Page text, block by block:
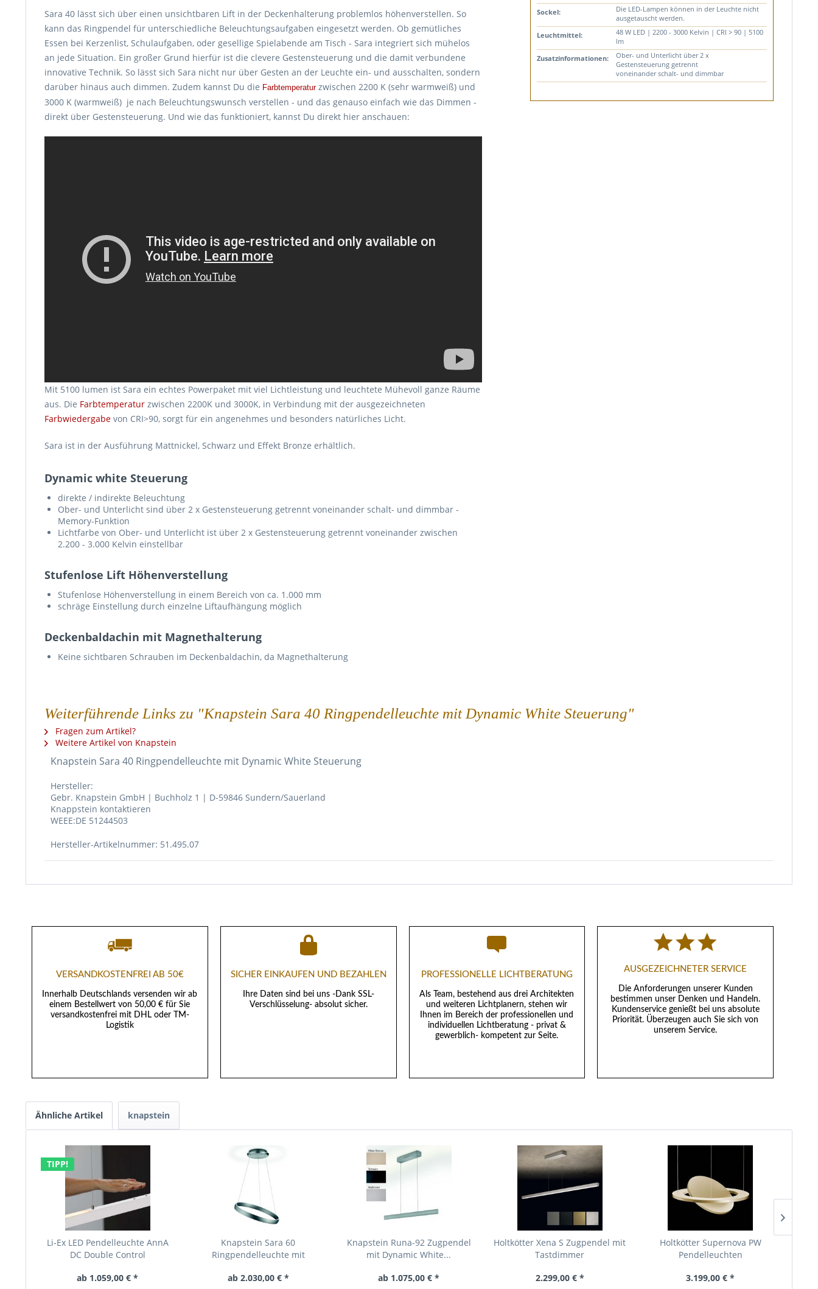
Sara 40 lässt sich über einen unsichtbaren Lift in der Deckenhalterung problemlos höhenverstellen. So
kann das Ringpendel für unterschiedliche Beleuchtungsaufgaben eingesetzt werden. Ob gemütliches
Essen bei Kerzenlist, Schulaufgaben, oder gesellige Spielabende am Tisch - Sara integriert sich mühelos
an jede Situation. Ein großer Grund hierfür ist die clevere Gestensteuerung und die damit verbundene
innovative Technik. So lässt sich Sara nicht nur über Gesten an der Leuchte ein- und ausschalten, sondern
darüber hinaus auch dimmen. Zudem kannst Du die Farbtemperaturzwischen 2200 K (sehr warmweiß) und
3000 K (warmweiß) je nach Beleuchtungswunsch verstellen - und das genauso einfach wie das Dimmen -
direkt über Gestensteuerung. Und wie das funktioniert, kannst Du direkt hier anschauen:
Mit 5100 lumen ist Sara ein echtes Powerpaket mit viel Lichtleistung und leuchtete Mühevoll ganze Räume
aus. Die Farbtemperatur zwischen 2200K und 3000K, in Verbindung mit der ausgezeichneten
Farbwiedergabe von CRI>90, sorgt für ein angenehmes und besonders natürliches Licht.
Sara ist in der Ausführung Mattnickel, Schwarz und Effekt Bronze erhältlich.
Dynamic white Steuerung
direkte / indirekte Beleuchtung
Ober- und Unterlicht sind über 2 x Gestensteuerung getrennt voneinander schalt- und dimmbar -
Memory-Funktion
Lichtfarbe von Ober- und Unterlicht ist über 2 x Gestensteuerung getrennt voneinander zwischen
2.200 - 3.000 Kelvin einstellbar
Stufenlose Lift Höhenverstellung
Stufenlose Höhenverstellung in einem Bereich von ca. 1.000 mm
schräge Einstellung durch einzelne Liftaufhängung möglich
Deckenbaldachin mit Magnethalterung
Keine sichtbaren Schrauben im Deckenbaldachin, da Magnethalterung
Sockel:
Die LED-Lampen können in der Leuchte nicht
ausgetauscht werden.
Leuchtmittel:
48 W LED | 2200 - 3000 Kelvin | CRI > 90 | 5100
lm
Zusatzinformationen:
Ober- und Unterlicht über 2 x
Gestensteuerung getrennt
voneinander schalt- und dimmbar
Weiterführende Links zu "Knapstein Sara 40 Ringpendelleuchte mit Dynamic White Steuerung"
Fragen zum Artikel?
Weitere Artikel von Knapstein
Knapstein Sara 40 Ringpendelleuchte mit Dynamic White Steuerung
Hersteller:
Gebr. Knapstein GmbH | Buchholz 1 | D-59846 Sundern/Sauerland
Knappstein kontaktieren
WEEE:DE 51244503
Hersteller-Artikelnummer: 51.495.07
VERSANDKOSTENFREI AB 50€
Innerhalb Deutschlands versenden wir ab
einem Bestellwert von 50,00 € für Sie
versandkostenfrei mit DHL oder TM-
Logistik
SICHER EINKAUFEN UND BEZAHLEN
Ihre Daten sind bei uns -Dank SSL-
Verschlüsselung- absolut sicher.
PROFESSIONELLE LICHTBERATUNG
Als Team, bestehend aus drei Architekten
und weiteren Lichtplanern, stehen wir
Ihnen im Bereich der professionellen und
individuellen Lichtberatung - privat &
gewerblich- kompetent zur Seite.
AUSGEZEICHNETER SERVICE
Die Anforderungen unserer Kunden
bestimmen unser Denken und Handeln.
Kundenservice genießt bei uns absolute
Priorität. Überzeugen auch Sie sich von
unserem Service.
Ähnliche Artikel knapstein
TIPP!
Li-Ex LED Pendelleuchte AnnA
DC Double Control
ab 1.059,00 € *
Knapstein Sara 60
Ringpendelleuchte mit
ab 2.030,00 € *
Knapstein Runa-92 Zugpendel
mit Dynamic White...
ab 1.075,00 € *
Holtkötter Xena S Zugpendel mit
Tastdimmer
2.299,00 € *
Holtkötter Supernova PW
Pendelleuchten
3.199,00 € *